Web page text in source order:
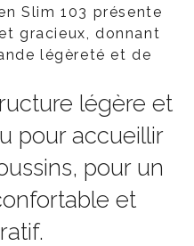
Slim 103 présente
gracieux, donnant
légèreté et de
légère et
pour accueillir
pour un
et